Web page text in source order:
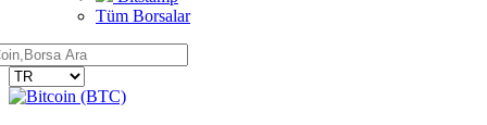
Tüm Borsalar